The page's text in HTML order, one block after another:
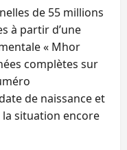
de 55 millions
à partir d’une
« Mhor
complètes sur
de naissance et
situation encore